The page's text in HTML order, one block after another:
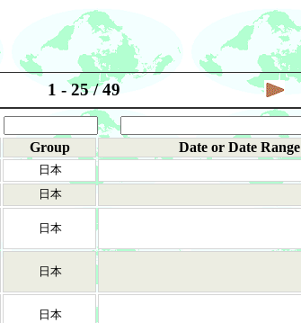
1 - 25 / 49
Group Date or Date Range
日本
日本
日本
日本
日本